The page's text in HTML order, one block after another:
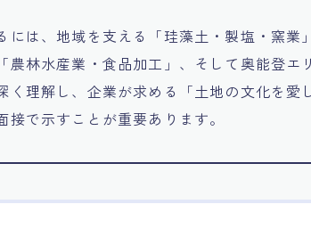
は、地域を支える「珪藻土・製塩・窯業
農林水産業・食品加工」、そして奥能登エ
く理解し、企業が求める「土地の文化を愛
で示すことが重要あります。